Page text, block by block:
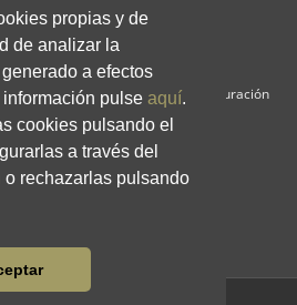
propias y de
de analizar la
a efectos
información pulseaquí.
cookies pulsando el
a través del
o rechazarlas pulsando
Pack iguala
Privacidad
de Cookies Panel de Configuración